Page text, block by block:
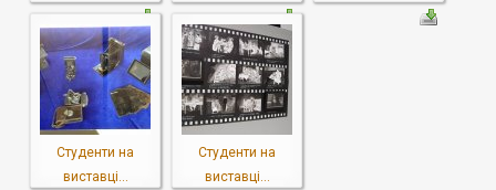
Студенти на
виставці...
Студенти на
виставці...